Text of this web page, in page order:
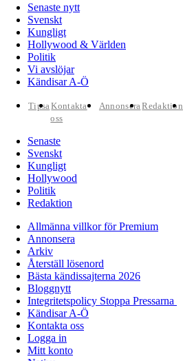
Senaste nytt
Svenskt
Kungligt
Hollywood & Världen
Politik
Vi avslöjar
Kändisar A-Ö
TipsaKontakta
oss
AnnonseraRedaktion
Senaste
Svenskt
Kungligt
Hollywood
Politik
Redaktion
Allmänna villkor för Premium
Annonsera
Arkiv
Återställ lösenord
Bästa kändissajterna 2026
Bloggnytt
Integritetspolicy Stoppa Pressarna
Kändisar A-Ö
Kontakta oss
Logga in
Mitt konto